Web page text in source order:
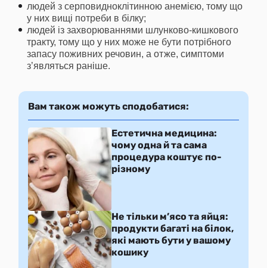
людей з серповидноклітинною анемією, тому що
у них вищі потреби в білку;
людей із захворюваннями шлунково-кишкового
тракту, тому що у них може не бути потрібного
запасу поживних речовин, а отже, симптоми
з’являться раніше.
Вам також можуть сподобатися:
Естетична медицина:
чому одна й та сама
процедура коштує по-
різному
Не тільки м’ясо та яйця:
продукти багаті на білок,
які мають бути у вашому
кошику